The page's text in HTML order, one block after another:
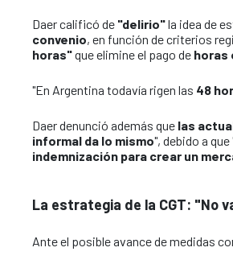
Daer calificó de "delirio"la idea de
convenio, en función de criterios
horas"que elimine el pago de horas
"En Argentina todavía rigen las 48
Daer denunció además que las
informal da lo mismo", debido a que
indemnización para crear un
La estrategia de la CGT: "No
Ante el posible avance de medidas